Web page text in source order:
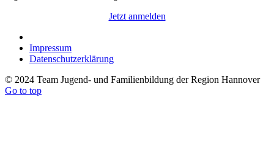
Jetzt anmelden
Impressum
Datenschutzerklärung
© 2024 Team Jugend- und Familienbildung der Region Hannover
Go to top